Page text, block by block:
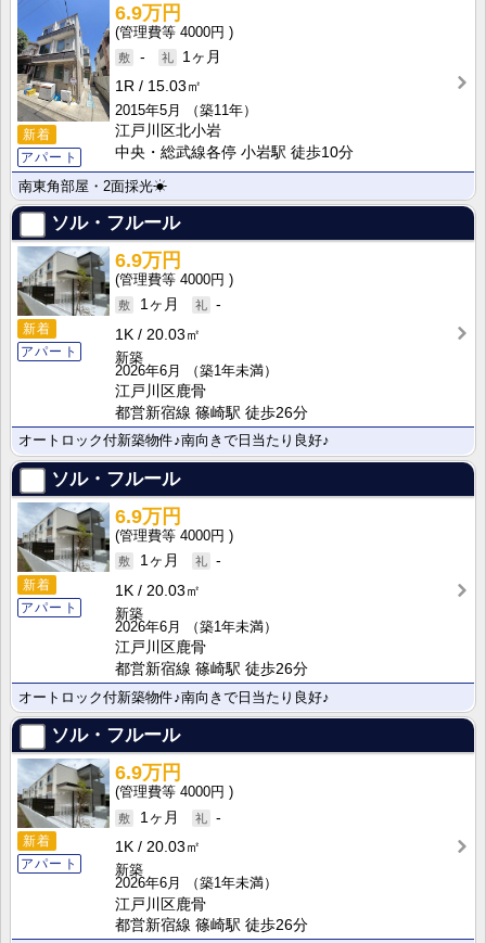
新着
アパート
6.9万円
4000円
-
1ヶ月
1R
15.03㎡
2015年5月
（築11年）
江戸川区北小岩
中央・総武線各停 小岩駅 徒歩10分
南東角部屋・2面採光☀
ソル・フルール
新着
アパート
6.9万円
4000円
1ヶ月
-
1K
20.03㎡
新築
2026年6月
（築1年未満）
江戸川区鹿骨
都営新宿線 篠崎駅 徒歩26分
オートロック付新築物件♪南向きで日当たり良好♪
ソル・フルール
新着
アパート
6.9万円
4000円
1ヶ月
-
1K
20.03㎡
新築
2026年6月
（築1年未満）
江戸川区鹿骨
都営新宿線 篠崎駅 徒歩26分
オートロック付新築物件♪南向きで日当たり良好♪
ソル・フルール
新着
アパート
6.9万円
4000円
1ヶ月
-
1K
20.03㎡
新築
2026年6月
（築1年未満）
江戸川区鹿骨
都営新宿線 篠崎駅 徒歩26分